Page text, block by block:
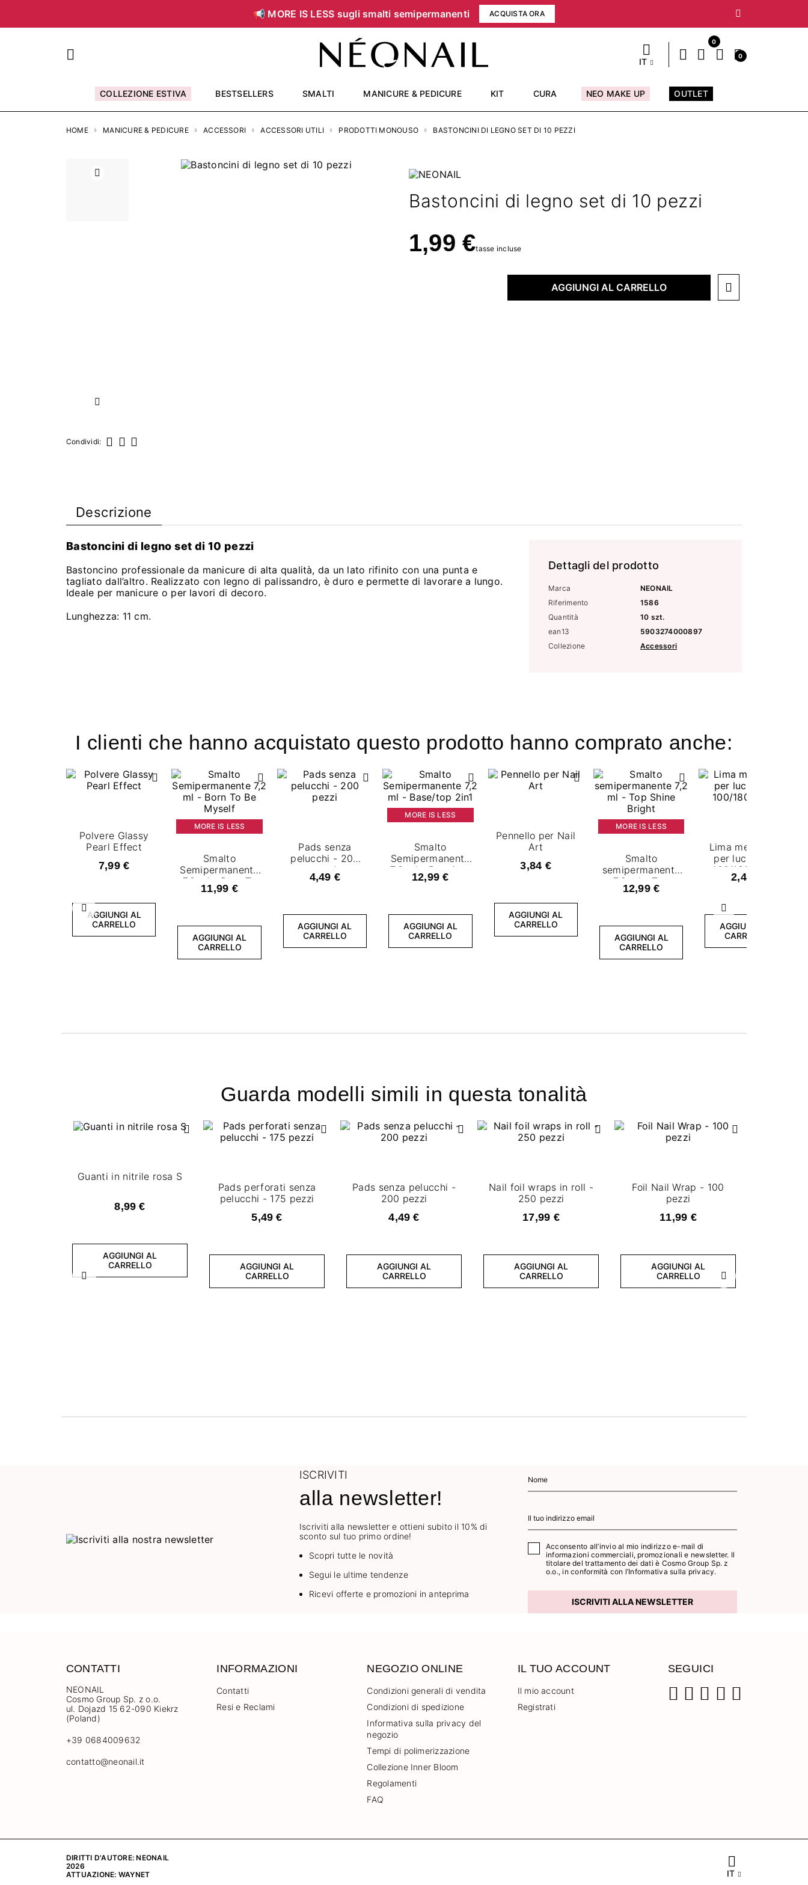
📢 MORE IS LESS sugli smalti semipermanenti ACQUISTA ORA
IT
0
0
COLLEZIONE ESTIVA BESTSELLERS SMALTI MANICURE & PEDICURE KIT CURA NEO MAKE UP OUTLET
HOME MANICURE & PEDICURE ACCESSORI ACCESSORI UTILI PRODOTTI MONOUSO BASTONCINI DI LEGNO SET DI 10 PEZZI
Precedente
Successivo
Condividi:
Bastoncini di legno set di 10 pezzi
1,99 €tasse incluse
AGGIUNGI AL CARRELLO
Descrizione
Dettagli del prodotto
Marca
NEONAIL
Riferimento
1586
Quantità
10 szt.
ean13
5903274000897
Collezione
Accessori
Bastoncini di legno set di 10 pezzi
Bastoncino professionale da manicure di alta qualità, da un lato rifinito con una punta e
tagliato dall’altro. Realizzato con legno di palissandro, è duro e permette di lavorare a lungo.
Ideale per manicure o per lavori di decoro.
Lunghezza: 11 cm.
I clienti che hanno acquistato questo prodotto hanno comprato anche:
Precedente Successivo
Polvere Glassy
Pearl Effect
7,99 €
AGGIUNGI AL
CARRELLO
MORE IS LESS
Smalto
Semipermanente
7,2 ml - Born To
Be Myself
11,99 €
AGGIUNGI AL
CARRELLO
Pads senza
pelucchi - 200
pezzi
4,49 €
AGGIUNGI AL
CARRELLO
MORE IS LESS
Smalto
Semipermanente
7,2 ml - Base/top
2in1
12,99 €
AGGIUNGI AL
CARRELLO
Pennello per Nail
Art
3,84 €
AGGIUNGI AL
CARRELLO
MORE IS LESS
Smalto
semipermanente
7,2 ml - Top
Shine Bright
12,99 €
AGGIUNGI AL
CARRELLO
Lima mezzaluna
per lucidatura
100/180 - rosa
2,49 €
AGGIUNGI AL
CARRELLO
Guarda modelli simili in questa tonalità
Precedente Successivo
Guanti in nitrile rosa S
8,99 €
AGGIUNGI AL
CARRELLO
Pads perforati senza
pelucchi - 175 pezzi
5,49 €
AGGIUNGI AL
CARRELLO
Pads senza pelucchi -
200 pezzi
4,49 €
AGGIUNGI AL
CARRELLO
Nail foil wraps in roll -
250 pezzi
17,99 €
AGGIUNGI AL
CARRELLO
Foil Nail Wrap - 100
pezzi
11,99 €
AGGIUNGI AL
CARRELLO
ISCRIVITI
alla newsletter!
Iscriviti alla newsletter e ottieni subito il 10% di
sconto sul tuo primo ordine!
Scopri tutte le novità
Segui le ultime tendenze
Ricevi offerte e promozioni in anteprima
Acconsento all’invio al mio indirizzo e-mail di
informazioni commerciali, promozionali e newsletter. Il
titolare del trattamento dei dati è Cosmo Group Sp. z
o.o., in conformità con l’Informativa sulla privacy.
ISCRIVITI ALLA NEWSLETTER
CONTATTI
NEONAIL
Cosmo Group Sp. z o.o.
ul. Dojazd 15 62-090 Kiekrz
(Poland)
+39 0684009632
contatto@neonail.it
INFORMAZIONI
Contatti
Resi e Reclami
NEGOZIO ONLINE
Condizioni generali di vendita
Condizioni di spedizione
Informativa sulla privacy del
negozio
Tempi di polimerizzazione
Collezione Inner Bloom
Regolamenti
FAQ
IL TUO ACCOUNT
Il mio account
Registrati
SEGUICI
DIRITTI D'AUTORE: NEONAIL
2026
ATTUAZIONE: WAYNET IT